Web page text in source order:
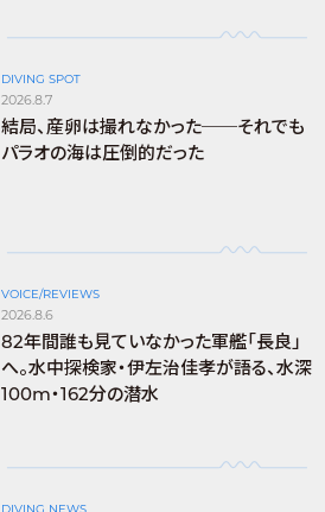
DIVING SPOT
2026.8.7
結局、産卵は撮れなかった──それでも
パラオの海は圧倒的だった
VOICE/REVIEWS
2026.8.6
82年間誰も見ていなかった軍艦「長良」
へ。水中探検家・伊左治佳孝が語る、水深
100m・162分の潜水
DIVING NEWS